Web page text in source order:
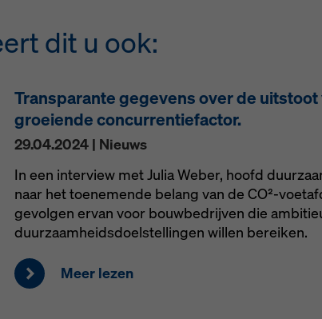
dit u ook:
Transparante gegevens over de uitstoot
groeiende concurrentiefactor.
29.04.2024 | Nieuws
In een interview met Julia Weber, hoofd
naar het toenemende belang van de CO²-
gevolgen ervan voor bouwbedrijven die
duurzaamheidsdoelstellingen willen bereiken.
Meer lezen